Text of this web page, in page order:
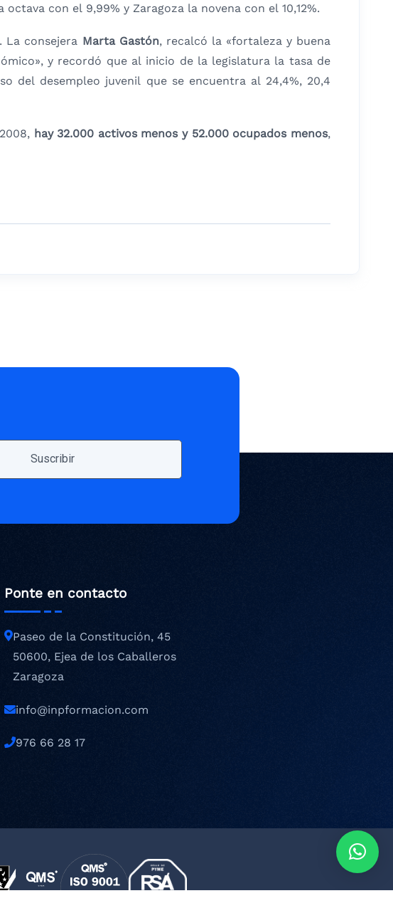
con el 9,99% y Zaragoza la novena con el 10,12%.
La consejera Marta Gastón, recalcó la «fortaleza y buena
y recordó que al inicio de la legislatura la tasa de
del desempleo juvenil que se encuentra al 24,4%, 20,4
hay 32.000 activos menos y 52.000 ocupados menos,
Ponte en contacto
Paseo de la Constitución, 45
50600, Ejea de los Caballeros
Zaragoza
info@inpformacion.com
976 66 28 17